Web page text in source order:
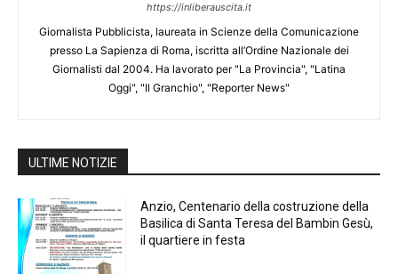
https://inliberauscita.it
Giornalista Pubblicista, laureata in Scienze della Comunicazione
presso La Sapienza di Roma, iscritta all’Ordine Nazionale dei
Giornalisti dal 2004. Ha lavorato per "La Provincia", "Latina
Oggi", "Il Granchio", "Reporter News"
ULTIME NOTIZIE
Anzio, Centenario della costruzione della
Basilica di Santa Teresa del Bambin Gesù,
il quartiere in festa